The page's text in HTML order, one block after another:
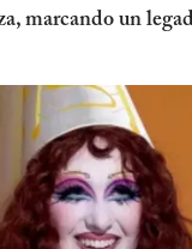
marcando un